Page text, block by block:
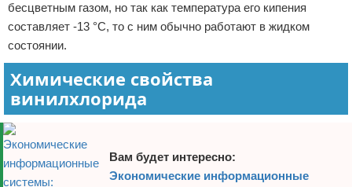
бесцветным газом, но так как температура его кипения
составляет -13 °С, то с ним обычно работают в жидком
состоянии.
Химические свойства
винилхлорида
Вам будет интересно:
Экономические информационные